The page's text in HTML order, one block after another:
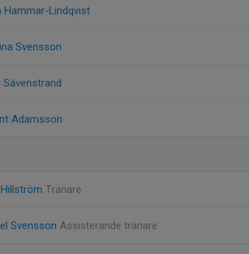
Hammar-Lindqvist
Svensson
Sävenstrand
Adamsson
Tränare
Svensson Assisterande tränare